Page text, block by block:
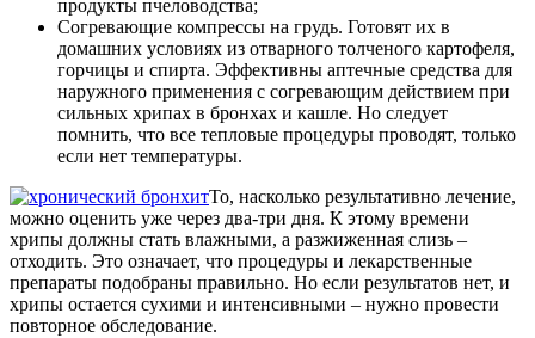
продукты пчеловодства;
Согревающие компрессы на грудь. Готовят их в
домашних условиях из отварного толченого картофеля,
горчицы и спирта. Эффективны аптечные средства для
наружного применения с согревающим действием при
сильных хрипах в бронхах и кашле. Но следует
помнить, что все тепловые процедуры проводят, только
если нет температуры.
То, насколько результативно лечение,
можно оценить уже через два-три дня. К этому времени
хрипы должны стать влажными, а разжиженная слизь –
отходить. Это означает, что процедуры и лекарственные
препараты подобраны правильно. Но если результатов нет, и
хрипы остается сухими и интенсивными – нужно провести
повторное обследование.